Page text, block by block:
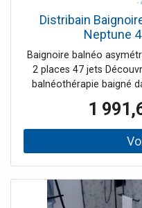
Distribain
Neptune
Baignoire balnéo
2 places 47 jets
balnéothérapie baigné
décontractent vos
massent les pieds, 29
chromothérapie
journée. La forme
les spots integrés à
également de vos
1